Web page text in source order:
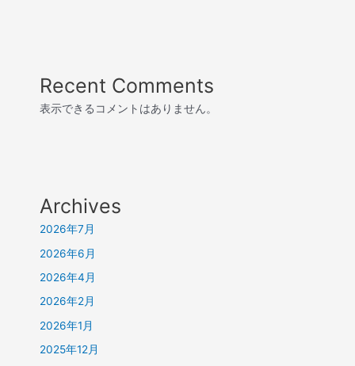
Recent Comments
表示できるコメントはありません。
Archives
2026年7月
2026年6月
2026年4月
2026年2月
2026年1月
2025年12月